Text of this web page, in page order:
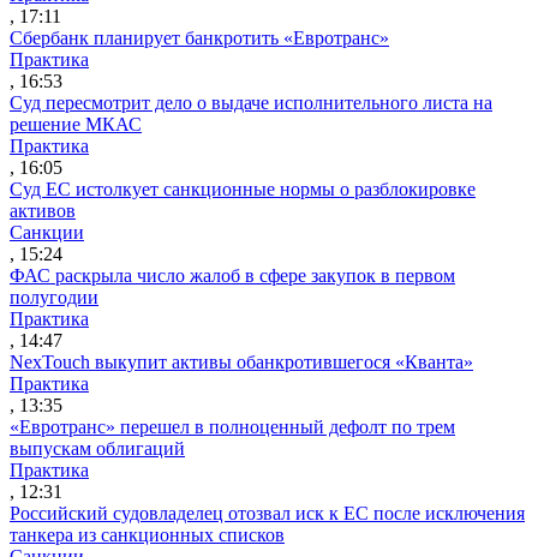
, 17:11
Сбербанк планирует банкротить «Евротранс»
Практика
, 16:53
Суд пересмотрит дело о выдаче исполнительного листа на
решение МКАС
Практика
, 16:05
Суд ЕС истолкует санкционные нормы о разблокировке
активов
Санкции
, 15:24
ФАС раскрыла число жалоб в сфере закупок в первом
полугодии
Практика
, 14:47
NexTouch выкупит активы обанкротившегося «Кванта»
Практика
, 13:35
«Евротранс» перешел в полноценный дефолт по трем
выпускам облигаций
Практика
, 12:31
Российский судовладелец отозвал иск к ЕС после исключения
танкера из санкционных списков